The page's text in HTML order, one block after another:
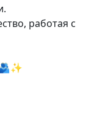
работая с